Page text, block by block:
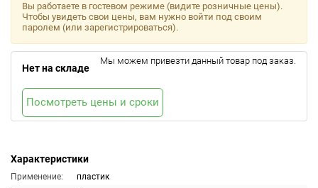
Характеристики
Применение:
пластик
Вы работаете в гостевом режиме (видите розничные цены).
Чтобы увидеть свои цены, вам нужно войти под своим
паролем (или зарегистрироваться).
Нет на складе
Мы можем привезти данный товар под заказ.
Посмотреть цены и сроки